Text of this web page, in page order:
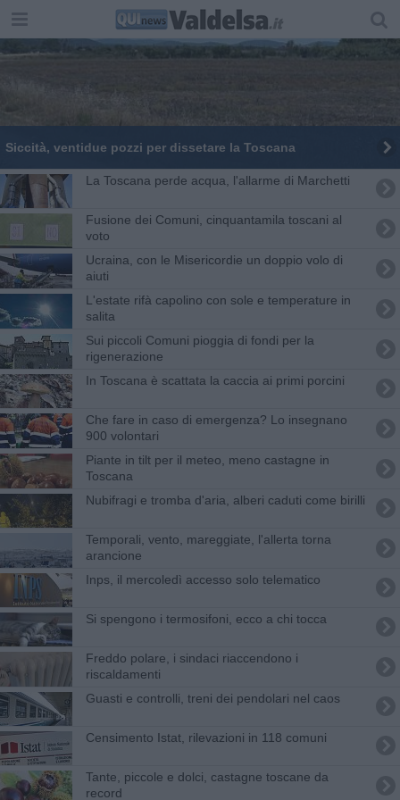
Siccità, ventidue pozzi per dissetare la Toscana
La Toscana perde acqua, l'allarme di Marchetti
Fusione dei Comuni, cinquantamila toscani al
voto
Ucraina, con le Misericordie un doppio volo di
aiuti
L'estate rifà capolino con sole e temperature in
salita
Sui piccoli Comuni pioggia di fondi per la
rigenerazione
In Toscana è scattata la caccia ai primi porcini
Che fare in caso di emergenza? Lo insegnano
900 volontari
Piante in tilt per il meteo, meno castagne in
Toscana
Nubifragi e tromba d'aria, alberi caduti come birilli
Temporali, vento, mareggiate, l'allerta torna
arancione
Inps, il mercoledì accesso solo telematico
Si spengono i termosifoni, ecco a chi tocca
Freddo polare, i sindaci riaccendono i
riscaldamenti
Guasti e controlli, treni dei pendolari nel caos
Censimento Istat, rilevazioni in 118 comuni
Tante, piccole e dolci, castagne toscane da
record